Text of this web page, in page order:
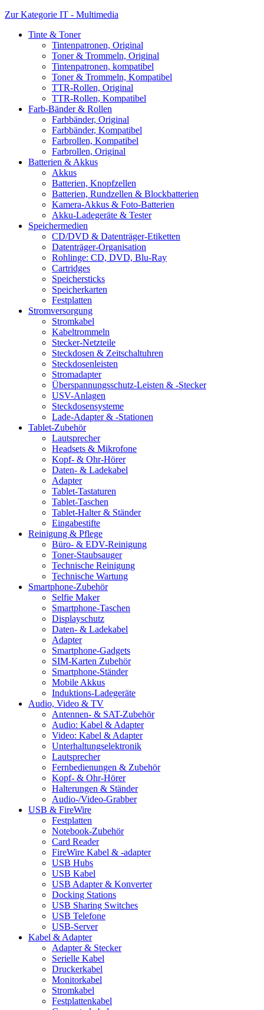
Zur Kategorie IT - Multimedia
Tinte & Toner
Tintenpatronen, Original
Toner & Trommeln, Original
Tintenpatronen, kompatibel
Toner & Trommeln, Kompatibel
TTR-Rollen, Original
TTR-Rollen, Kompatibel
Farb-Bänder & Rollen
Farbbänder, Original
Farbbänder, Kompatibel
Farbrollen, Kompatibel
Farbrollen, Original
Batterien & Akkus
Akkus
Batterien, Knopfzellen
Batterien, Rundzellen & Blockbatterien
Kamera-Akkus & Foto-Batterien
Akku-Ladegeräte & Tester
Speichermedien
CD/DVD & Datenträger-Etiketten
Datenträger-Organisation
Rohlinge: CD, DVD, Blu-Ray
Cartridges
Speichersticks
Speicherkarten
Festplatten
Stromversorgung
Stromkabel
Kabeltrommeln
Stecker-Netzteile
Steckdosen & Zeitschaltuhren
Steckdosenleisten
Stromadapter
Überspannungsschutz-Leisten & -Stecker
USV-Anlagen
Steckdosensysteme
Lade-Adapter & -Stationen
Tablet-Zubehör
Lautsprecher
Headsets & Mikrofone
Kopf- & Ohr-Hörer
Daten- & Ladekabel
Adapter
Tablet-Tastaturen
Tablet-Taschen
Tablet-Halter & Ständer
Eingabestifte
Reinigung & Pflege
Büro- & EDV-Reinigung
Toner-Staubsauger
Technische Reinigung
Technische Wartung
Smartphone-Zubehör
Selfie Maker
Smartphone-Taschen
Displayschutz
Daten- & Ladekabel
Adapter
Smartphone-Gadgets
SIM-Karten Zubehör
Smartphone-Ständer
Mobile Akkus
Induktions-Ladegeräte
Audio, Video & TV
Antennen- & SAT-Zubehör
Audio: Kabel & Adapter
Video: Kabel & Adapter
Unterhaltungselektronik
Lautsprecher
Fernbedienungen & Zubehör
Kopf- & Ohr-Hörer
Halterungen & Ständer
Audio-/Video-Grabber
USB & FireWire
Festplatten
Notebook-Zubehör
Card Reader
FireWire Kabel & -adapter
USB Hubs
USB Kabel
USB Adapter & Konverter
Docking Stations
USB Sharing Switches
USB Telefone
USB-Server
Kabel & Adapter
Adapter & Stecker
Serielle Kabel
Druckerkabel
Monitorkabel
Stromkabel
Festplattenkabel